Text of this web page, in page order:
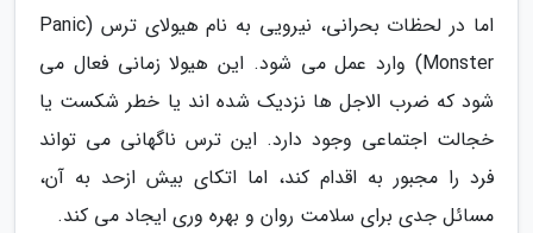
اما در لحظات بحرانی، نیرویی به نام هیولای ترس (Panic
Monster) وارد عمل می شود. این هیولا زمانی فعال می
شود که ضرب الاجل ها نزدیک شده اند یا خطر شکست یا
خجالت اجتماعی وجود دارد. این ترس ناگهانی می تواند
فرد را مجبور به اقدام کند، اما اتکای بیش ازحد به آن،
مسائل جدی برای سلامت روان و بهره وری ایجاد می کند.